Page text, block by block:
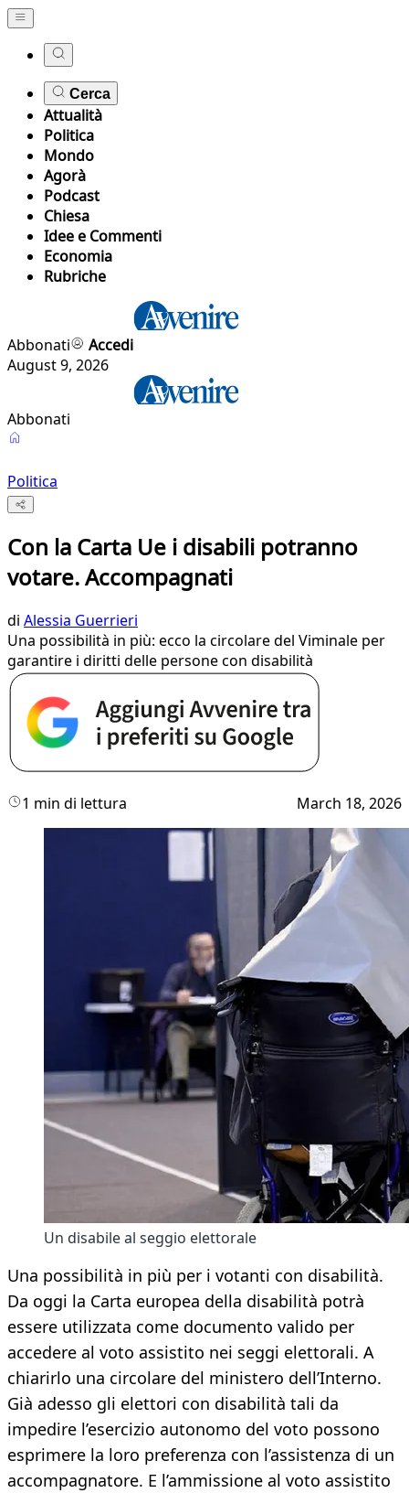
Cerca
Attualità
Politica
Mondo
Agorà
Podcast
Chiesa
Idee e Commenti
Economia
Rubriche
Abbonati
Accedi
August 9, 2026
Abbonati
Politica
Con la Carta Ue i disabili potranno
votare. Accompagnati
di Alessia Guerrieri
Una possibilità in più: ecco la circolare del Viminale per
garantire i diritti delle persone con disabilità
1 min di lettura March 18, 2026
Un disabile al seggio elettorale
Una possibilità in più per i votanti con disabilità.
Da oggi la Carta europea della disabilità potrà
essere utilizzata come documento valido per
accedere al voto assistito nei seggi elettorali. A
chiarirlo una circolare del ministero dell’Interno.
Già adesso gli elettori con disabilità tali da
impedire l’esercizio autonomo del voto possono
esprimere la loro preferenza con l’assistenza di un
accompagnatore. E l’ammissione al voto assistito